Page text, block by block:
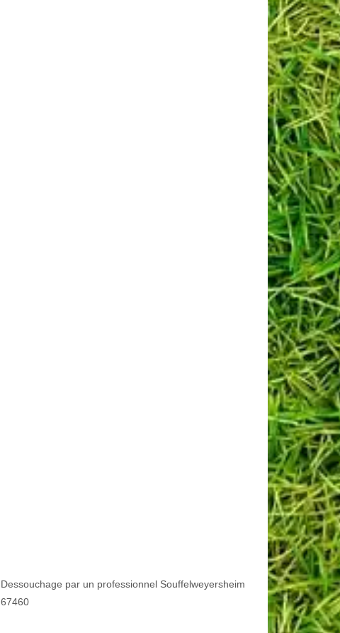
Dessouchage par un professionnel Souffelweyersheim
67460